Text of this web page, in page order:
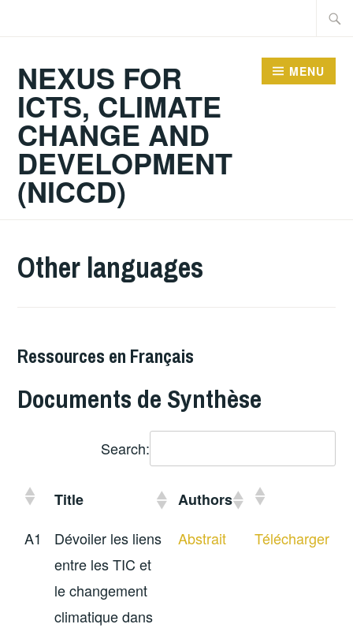
NEXUS FOR
ICTS, CLIMATE
CHANGE AND
DEVELOPMENT
(NICCD)
MENU
Other languages
Ressources en Français
Documents de Synthèse
Search:
Title
Authors
A1
Dévoiler les liens
entre les TIC et
le changement
climatique dans
Abstrait Télécharger